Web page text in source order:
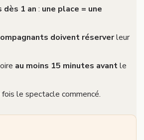
dès 1 an : une place = une
doivent réserverleur
au moins 15 minutes avantle
le spectacle commencé.